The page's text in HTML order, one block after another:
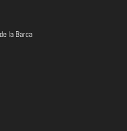
la Barca